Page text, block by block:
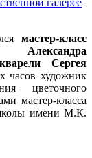
мастер-класс
Сергея
часов художник
цветочного
мастер-класса
имени М.К.